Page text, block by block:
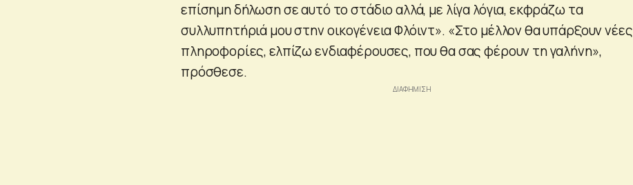
επίσημη δήλωση σε αυτό το στάδιο αλλά, με λίγα λόγια, εκφράζω τα
συλλυπητήριά μου στην οικογένεια Φλόιντ». «Στο μέλλον θα υπάρξουν νέες
πληροφορίες, ελπίζω ενδιαφέρουσες, που θα σας φέρουν τη γαλήνη»,
πρόσθεσε.